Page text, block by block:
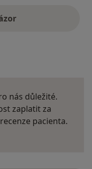
nás důležité.
zaplatit za
pacienta.